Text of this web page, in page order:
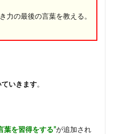
力の最後の言葉を教える。
いきます。
葉を習得をする”が追加され